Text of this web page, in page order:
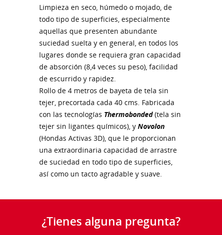
Limpieza en seco, húmedo o mojado, de
todo tipo de superficies, especialmente
aquellas que presenten abundante
suciedad suelta y en general, en todos los
lugares donde se requiera gran capacidad
de absorción (8,4 veces su peso), facilidad
de escurrido y rapidez.
Rollo de 4 metros de bayeta de tela sin
tejer, precortada cada 40 cms. Fabricada
con las tecnologías Thermobonded(tela sin
tejer sin ligantes químicos), y Novolon
(Hondas Activas 3D), que le proporcionan
una extraordinaria capacidad de arrastre
de suciedad en todo tipo de superficies,
así como un tacto agradable y suave.
¿Tienes alguna pregunta?